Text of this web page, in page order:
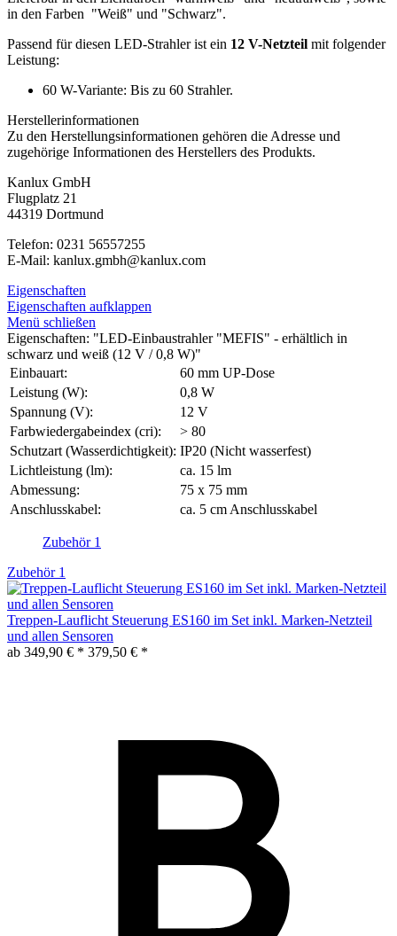
in den Farben "Weiß" und "Schwarz".
Passend für diesen LED-Strahler ist ein 12 V-Netzteil mit folgender
Leistung:
60 W-Variante: Bis zu 60 Strahler.
Herstellerinformationen
Zu den Herstellungsinformationen gehören die Adresse und
zugehörige Informationen des Herstellers des Produkts.
Kanlux GmbH
Flugplatz 21
44319 Dortmund
Telefon: 0231 56557255
E-Mail: kanlux.gmbh@kanlux.com
Eigenschaften
Eigenschaften aufklappen
Menü schließen
Eigenschaften: "LED-Einbaustrahler "MEFIS" - erhältlich in
schwarz und weiß (12 V / 0,8 W)"
Einbauart:
60 mm UP-Dose
Leistung (W):
0,8 W
Spannung (V):
12 V
Farbwiedergabeindex (cri):
> 80
Schutzart (Wasserdichtigkeit): IP20 (Nicht wasserfest)
Lichtleistung (lm):
ca. 15 lm
Abmessung:
75 x 75 mm
Anschlusskabel:
ca. 5 cm Anschlusskabel
Zubehör 1
Zubehör 1
Treppen-Lauflicht Steuerung ES160 im Set inkl. Marken-Netzteil
und allen Sensoren
ab 349,90 € * 379,50 € *